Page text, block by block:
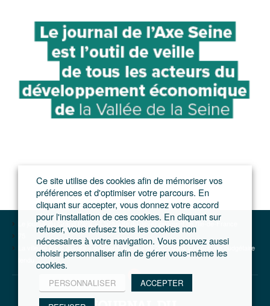
Le journal du Grand Paris – L'actualité du développement de l'Ile-de-France
La ville de Paris assure « maintenir le cap » en 2025 dans un contexte budgétaire
Ce site utilise des cookies afin de mémoriser vos
préférences et d'optimiser votre parcours. En
cliquant sur accepter, vous donnez votre accord
pour l'installation de ces cookies. En cliquant sur
refuser, vous refusez tous les cookies non
nécessaires à votre navigation. Vous pouvez aussi
choisir personnaliser afin de gérer vous-même les
cookies.
PERSONNALISER ACCEPTER